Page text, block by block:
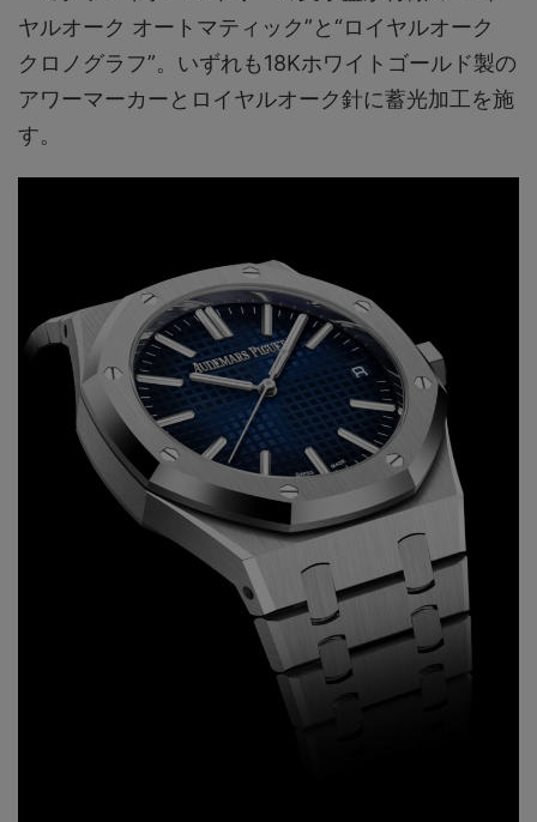
ヤルオーク オートマティック”と“ロイヤルオーク
クロノグラフ”。いずれも18Kホワイトゴールド製の
アワーマーカーとロイヤルオーク針に蓄光加工を施
す。